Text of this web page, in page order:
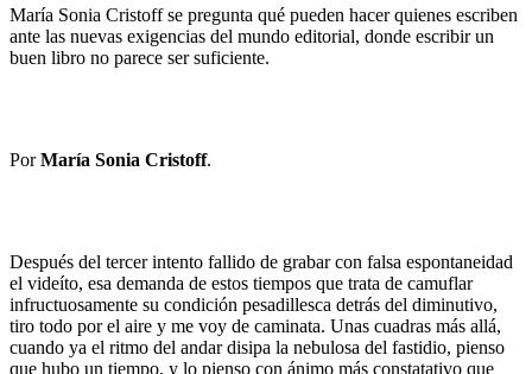
María Sonia Cristoff se pregunta qué pueden hacer quienes escriben
ante las nuevas exigencias del mundo editorial, donde escribir un
buen libro no parece ser suficiente.
PorMaría Sonia Cristoff.
Después del tercer intento fallido de grabar con falsa espontaneidad
el videíto, esa demanda de estos tiempos que trata de camuflar
infructuosamente su condición pesadillesca detrás del diminutivo,
tiro todo por el aire y me voy de caminata. Unas cuadras más allá,
cuando ya el ritmo del andar disipa la nebulosa del fastidio, pienso
que hubo un tiempo, y lo pienso con ánimo más constatativo que